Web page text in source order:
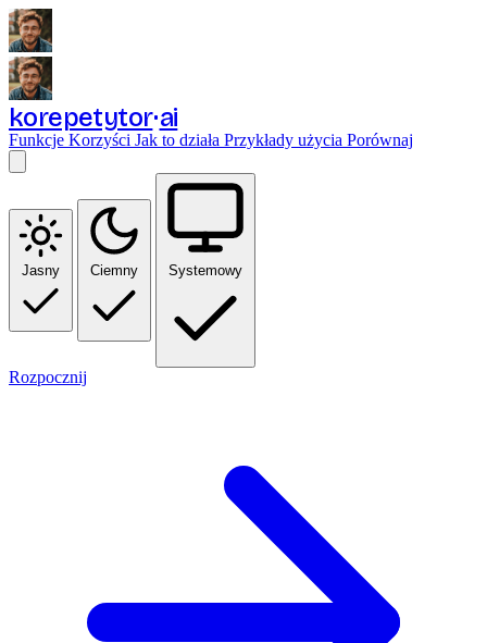
korepetytor ai
Funkcje Korzyści Jak to działa Przykłady użycia Porównaj
Jasny Ciemny Systemowy
Rozpocznij